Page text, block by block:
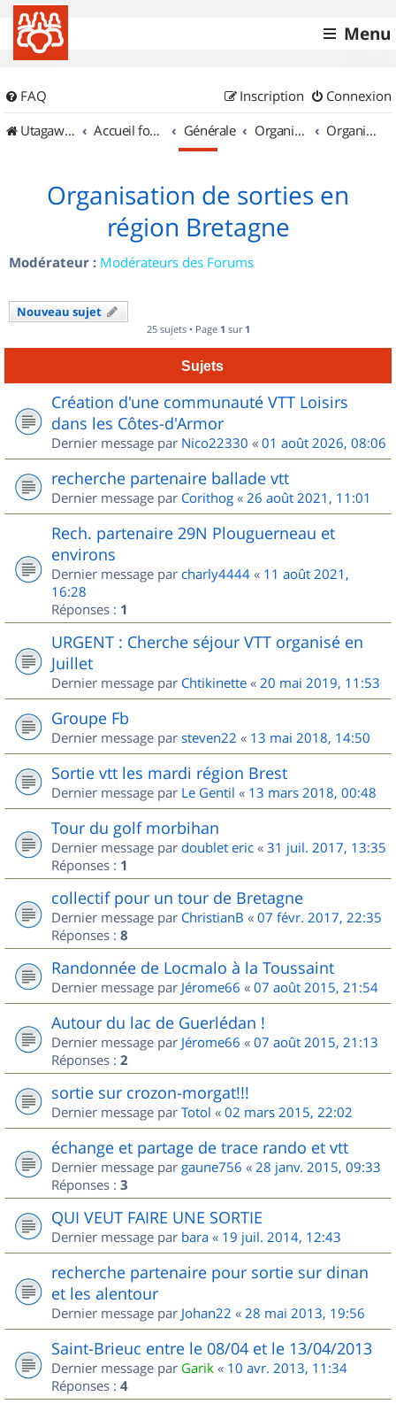
Menu
FAQ Connexion
Inscription
UtagawaVTT (Randos VTT et VTTAE avec traces GPS)
Accueil forum Générale Organisation de sorties & Recherche de partenaires Organisation de sorties en région Bretagne
Organisation de sorties en
région Bretagne
Modérateur : Modérateurs des Forums
Nouveau sujet
25 sujets • Page 1 sur 1
Sujets
Création d'une communauté VTT Loisirs
dans les Côtes-d'Armor
Dernier message par Nico22330 « 01 août 2026, 08:06
recherche partenaire ballade vtt
Dernier message par Corithog « 26 août 2021, 11:01
Rech. partenaire 29N Plouguerneau et
environs
Dernier message par charly4444 « 11 août 2021,
16:28
Réponses : 1
URGENT : Cherche séjour VTT organisé en
Juillet
Dernier message par Chtikinette « 20 mai 2019, 11:53
Groupe Fb
Dernier message par steven22 « 13 mai 2018, 14:50
Sortie vtt les mardi région Brest
Dernier message par Le Gentil « 13 mars 2018, 00:48
Tour du golf morbihan
Dernier message par doublet eric « 31 juil. 2017, 13:35
Réponses : 1
collectif pour un tour de Bretagne
Dernier message par ChristianB « 07 févr. 2017, 22:35
Réponses : 8
Randonnée de Locmalo à la Toussaint
Dernier message par Jérome66 « 07 août 2015, 21:54
Autour du lac de Guerlédan !
Dernier message par Jérome66 « 07 août 2015, 21:13
Réponses : 2
sortie sur crozon-morgat!!!
Dernier message par Totol « 02 mars 2015, 22:02
échange et partage de trace rando et vtt
Dernier message par gaune756 « 28 janv. 2015, 09:33
Réponses : 3
QUI VEUT FAIRE UNE SORTIE
Dernier message par bara « 19 juil. 2014, 12:43
recherche partenaire pour sortie sur dinan
et les alentour
Dernier message par Johan22 « 28 mai 2013, 19:56
Saint-Brieuc entre le 08/04 et le 13/04/2013
Dernier message par Garik « 10 avr. 2013, 11:34
Réponses : 4